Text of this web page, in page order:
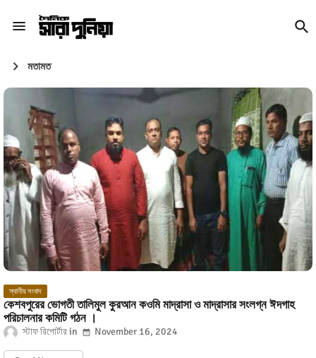
মতামত
স্থানীয় সংবাদ
কেশবপুরের ভোগতী তালিমুল কুরআন কওমি মাদ্রাসা ও মাদ্রাসার সংলগ্ন ঈদগাহ
পরিচালনার কমিটি গঠন ।
স্টাফ রিপোর্টার November 16, 2024